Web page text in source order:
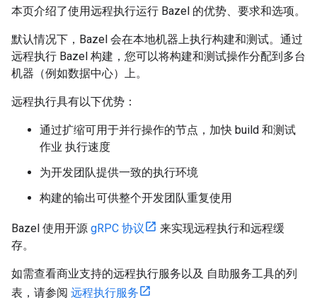
本页介绍了使用远程执行运行 Bazel 的优势、要求和选项。
默认情况下，Bazel 会在本地机器上执行构建和测试。通过
远程执行 Bazel 构建，您可以将构建和测试操作分配到多台
机器（例如数据中心）上。
远程执行具有以下优势：
通过扩缩可用于并行操作的节点，加快 build 和测试
作业 执行速度
为开发团队提供一致的执行环境
构建的输出可供整个开发团队重复使用
Bazel 使用开源 gRPC 协议
来实现远程执行和远程缓
存。
如需查看商业支持的远程执行服务以及 自助服务工具的列
表，请参阅 远程执行服务